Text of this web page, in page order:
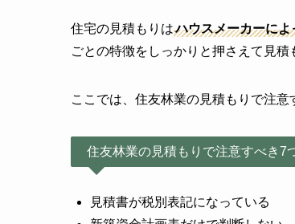
住宅の見積もりはハウスメーカーに
ごとの特徴をしっかりと押さえて見積
ここでは、住友林業の見積もりで注意
住友林業の見積もりで注意すべき7
見積書が税別表記になっている